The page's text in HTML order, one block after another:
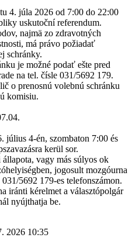
4. júla 2026 od 7:00 do 22:00
uskutoční referendum.
najmä zo zdravotných
má právo požiadať
schránky.
je možné podať ešte pred
na tel. čísle 031/5692 179.
o prenosnú volebnú schránku
komisiu.
július 4-én, szombaton 7:00 és
kerül sor.
állapota, vagy más súlyos ok
jogosult mozgóurna
031/5692 179-es telefonszámon.
iránti kérelmet a választópolgár
nyújthatja be.
2026 10:35